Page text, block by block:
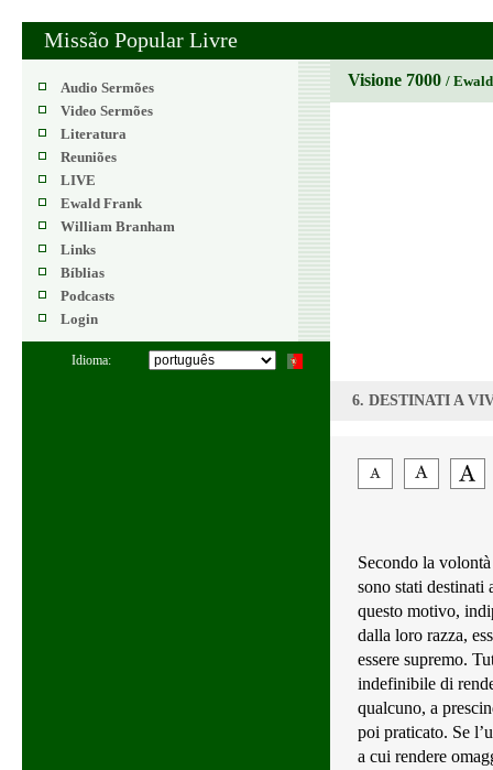
Missão Popular Livre
Audio Sermões
Video Sermões
Literatura
Reuniões
LIVE
Ewald Frank
William Branham
Links
Bíblias
Podcasts
Login
Idioma:
Visione 7000 /
6. DESTINATI A
Secondo la
sono stati
questo motivo,
dalla loro razza,
essere supremo.
indefinibile di
qualcuno, a
poi praticato. Se
a cui rendere